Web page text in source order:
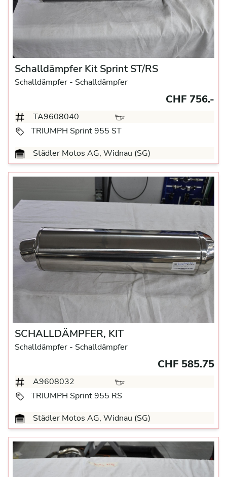
Schalldämpfer Kit Sprint ST/RS
Schalldämpfer - Schalldämpfer
CHF 756.-
TA9608040
TRIUMPH Sprint 955 ST
Städler Motos AG, Widnau (SG)
SCHALLDÄMPFER, KIT
Schalldämpfer - Schalldämpfer
CHF 585.75
A9608032
TRIUMPH Sprint 955 RS
Städler Motos AG, Widnau (SG)